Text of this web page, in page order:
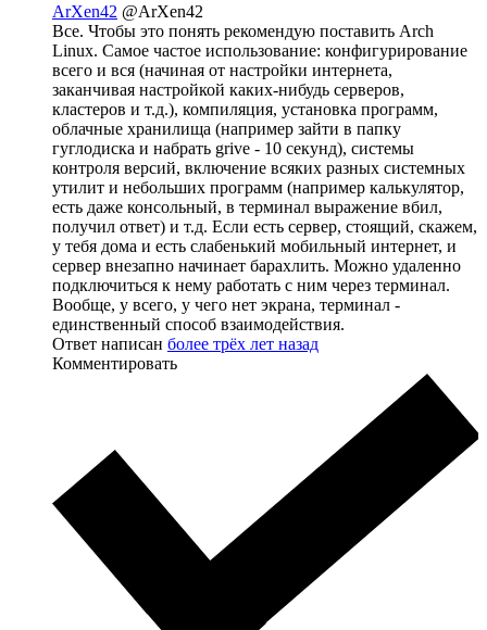
ArXen42 @ArXen42
Все. Чтобы это понять рекомендую поставить Arch
Linux. Самое частое использование: конфигурирование
всего и вся (начиная от настройки интернета,
заканчивая настройкой каких-нибудь серверов,
кластеров и т.д.), компиляция, установка программ,
облачные хранилища (например зайти в папку
гуглодиска и набрать grive - 10 секунд), системы
контроля версий, включение всяких разных системных
утилит и небольших программ (например калькулятор,
есть даже консольный, в терминал выражение вбил,
получил ответ) и т.д. Если есть сервер, стоящий, скажем,
у тебя дома и есть слабенький мобильный интернет, и
сервер внезапно начинает барахлить. Можно удаленно
подключиться к нему работать с ним через терминал.
Вообще, у всего, у чего нет экрана, терминал -
единственный способ взаимодействия.
Ответ написан более трёх лет назад
Комментировать